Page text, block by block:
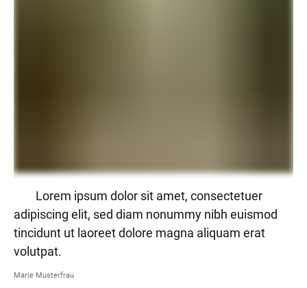
Lorem ipsum dolor sit amet, consectetuer
adipiscing elit, sed diam nonummy nibh euismod
tincidunt ut laoreet dolore magna aliquam erat
volutpat.
Marie Musterfrau